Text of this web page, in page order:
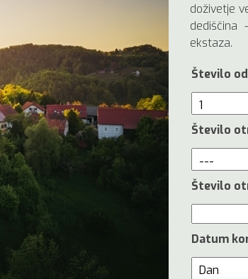
doživetje
dediščina
ekstaza.
Število
Število
Število
Datum